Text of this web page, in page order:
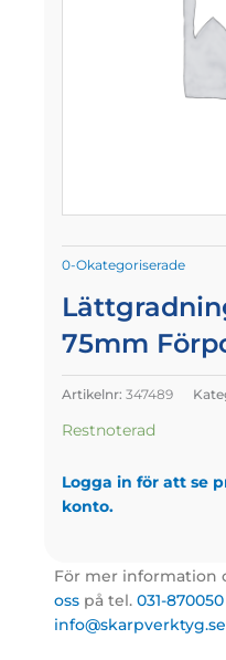
0-Okategoriserade
75mm
Artikelnr: 347489
Restnoterad
Logga in för att se
konto.
För mer information
oss på tel.031-870050
info@skarpverktyg.se